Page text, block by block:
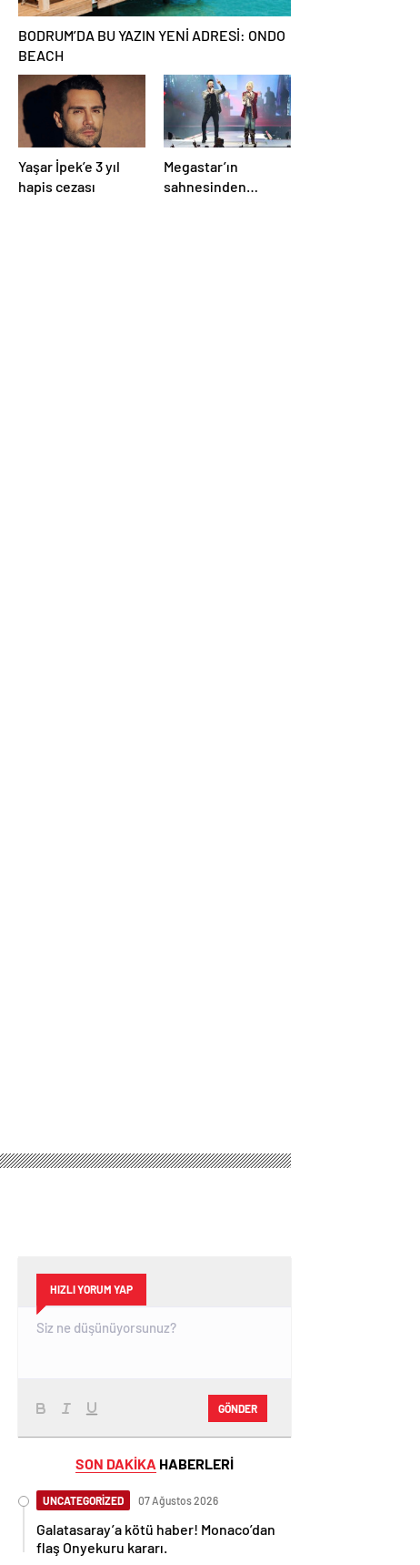
BODRUM’DA BU YAZIN YENİ ADRESİ: ONDO
BEACH
Yaşar İpek’e 3 yıl
hapis cezası
Megastar’ın
sahnesinden
HIZLI YORUM YAP
GÖNDER
SON DAKİKA HABERLERİ
UNCATEGORİZED 07 Ağustos 2026
Galatasaray’a kötü haber! Monaco’dan
flaş Onyekuru kararı.